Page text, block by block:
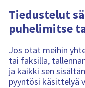
Tiedustelut
puhelimitse
Jos otat meihin
tai faksilla,
ja kaikki sen
pyyntösi käsittelyä